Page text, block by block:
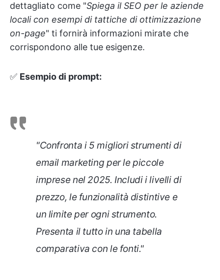
dettagliato come "Spiega il SEO per le aziende
locali con esempi di tattiche di ottimizzazione
on-page" ti fornirà informazioni mirate che
corrispondono alle tue esigenze.
✅ Esempio di prompt:
"Confronta i 5 migliori strumenti di
email marketing per le piccole
imprese nel 2025. Includi i livelli di
prezzo, le funzionalità distintive e
un limite per ogni strumento.
Presenta il tutto in una tabella
comparativa con le fonti."